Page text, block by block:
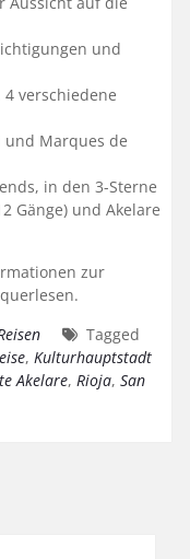
und
verschiedene
und Marques de
in den 3-Sterne
Gänge) und Akelare
zur
Tagged
, Kulturhauptstadt
Akelare, Rioja,San